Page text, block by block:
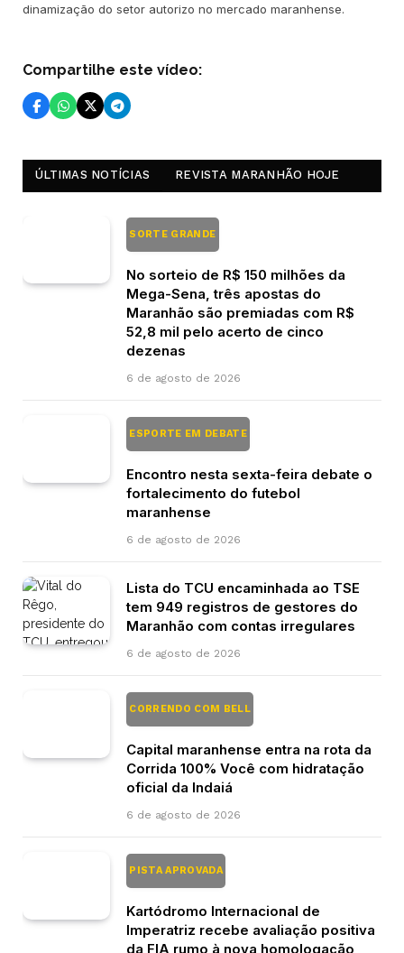
dinamização do setor autorizo no mercado maranhense.
Compartilhe este vídeo:
ÚLTIMAS NOTÍCIAS REVISTA MARANHÃO HOJE
SORTE GRANDE
No sorteio de R$ 150 milhões da
Mega-Sena, três apostas do
Maranhão são premiadas com R$
52,8 mil pelo acerto de cinco
dezenas
6 de agosto de 2026
ESPORTE EM DEBATE
Encontro nesta sexta-feira debate o
fortalecimento do futebol
maranhense
6 de agosto de 2026
Lista do TCU encaminhada ao TSE
tem 949 registros de gestores do
Maranhão com contas irregulares
6 de agosto de 2026
CORRENDO COM BELL
Capital maranhense entra na rota da
Corrida 100% Você com hidratação
oficial da Indaiá
6 de agosto de 2026
PISTA APROVADA
Kartódromo Internacional de
Imperatriz recebe avaliação positiva
da FIA rumo à nova homologação